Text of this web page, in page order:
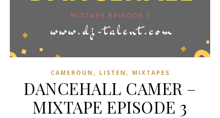
CAMEROUN , LISTEN , MIXTAPES
DANCEHALL CAMER –
MIXTAPE EPISODE 3